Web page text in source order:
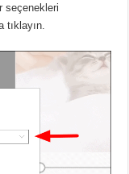
seçenekleri